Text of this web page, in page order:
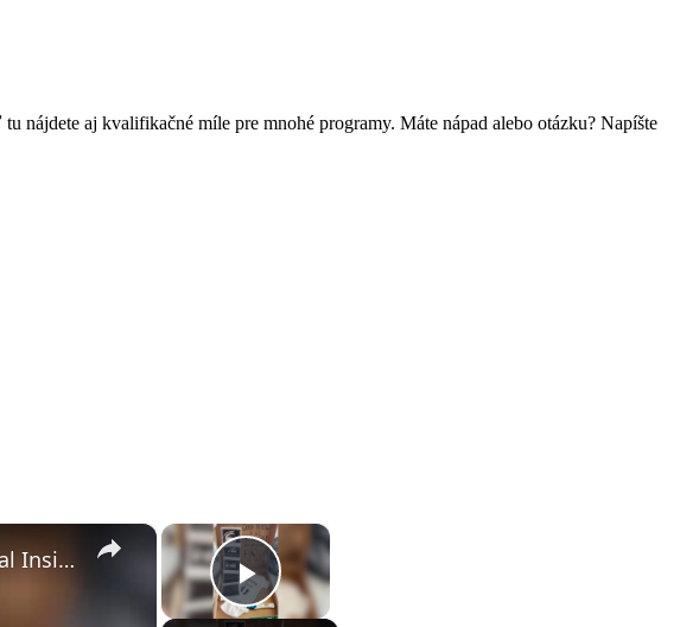
nájdete aj kvalifikačné míle pre mnohé programy. Máte nápad alebo otázku? Napíšte
×
Play Video
×
Couple Surprise Parents With Rainbow Baby Reveal Inside Pizza Box | Happily TV